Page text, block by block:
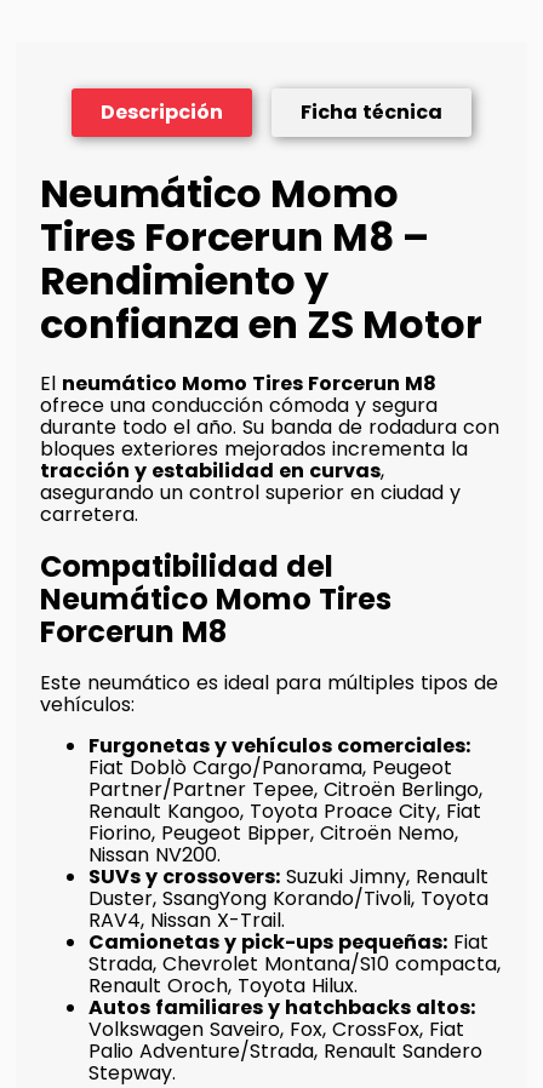
Descripción Ficha técnica
Neumático Momo
Tires Forcerun M8 –
Rendimiento y
confianza en ZS Motor
El neumático Momo Tires Forcerun M8
ofrece una conducción cómoda y segura
durante todo el año. Su banda de rodadura con
bloques exteriores mejorados incrementa la
tracción y estabilidad en curvas,
asegurando un control superior en ciudad y
carretera.
Compatibilidad del
Neumático Momo Tires
Forcerun M8
Este neumático es ideal para múltiples tipos de
vehículos:
Furgonetas y vehículos comerciales:
Fiat Doblò Cargo/Panorama, Peugeot
Partner/Partner Tepee, Citroën Berlingo,
Renault Kangoo, Toyota Proace City, Fiat
Fiorino, Peugeot Bipper, Citroën Nemo,
Nissan NV200.
SUVs y crossovers: Suzuki Jimny, Renault
Duster, SsangYong Korando/Tivoli, Toyota
RAV4, Nissan X-Trail.
Camionetas y pick-ups pequeñas: Fiat
Strada, Chevrolet Montana/S10 compacta,
Renault Oroch, Toyota Hilux.
Autos familiares y hatchbacks altos:
Volkswagen Saveiro, Fox, CrossFox, Fiat
Palio Adventure/Strada, Renault Sandero
Stepway.